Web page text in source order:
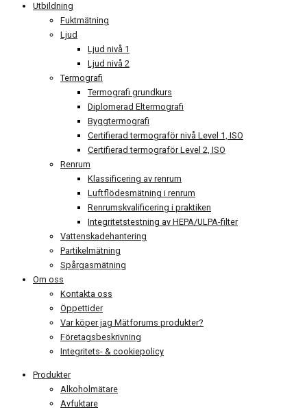
Utbildning
Fuktmätning
Ljud
Ljud nivå 1
Ljud nivå 2
Termografi
Termografi grundkurs
Diplomerad Eltermografi
Byggtermografi
Certifierad termograför nivå Level 1, ISO
Certifierad termograför Level 2, ISO
Renrum
Klassificering av renrum
Luftflödesmätning i renrum
Renrumskvalificering i praktiken
Integritetstestning av HEPA/ULPA-filter
Vattenskadehantering
Partikelmätning
Spårgasmätning
Om oss
Kontakta oss
Öppettider
Var köper jag Mätforums produkter?
Företagsbeskrivning
Integritets- & cookiepolicy
Produkter
Alkoholmätare
Avfuktare